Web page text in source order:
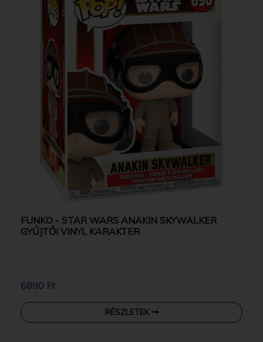
FUNKO - STAR WARS ANAKIN SKYWALKER
GYŰJTŐI VINYL KARAKTER
6890 Ft
RÉSZLETEK